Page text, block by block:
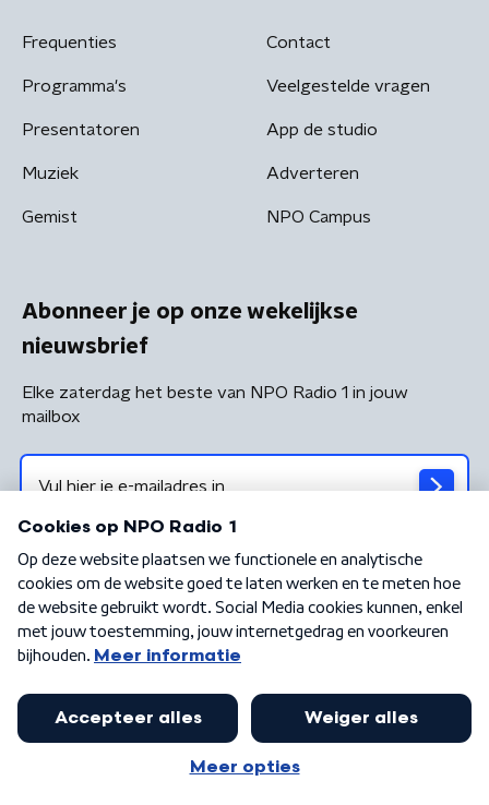
Frequenties
Programma's
Presentatoren
Muziek
Gemist
Contact
Veelgestelde vragen
App de studio
Adverteren
NPO Campus
Abonneer je op onze wekelijkse
nieuwsbrief
Elke zaterdag het beste van NPO Radio 1 in jouw
mailbox
Algemene voorwaarden